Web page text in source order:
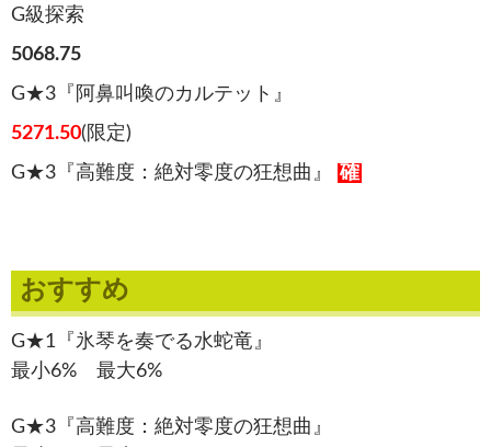
G級探索
5068.75
G★3『阿鼻叫喚のカルテット』
5271.50(限定)
G★3『高難度：絶対零度の狂想曲』
確
おすすめ
G★1『氷琴を奏でる水蛇竜』
最小6% 最大6%
G★3『高難度：絶対零度の狂想曲』